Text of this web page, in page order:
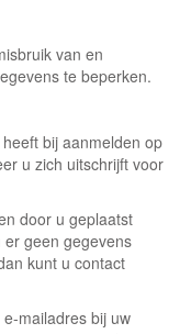
van en
te beperken.
bij aanmelden op
u zich uitschrijft voor
door u geplaatst
geen gegevens
kunt u contact
mailadres bij uw